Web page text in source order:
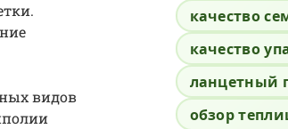
видов
качество
качество
ланцетный
обзор